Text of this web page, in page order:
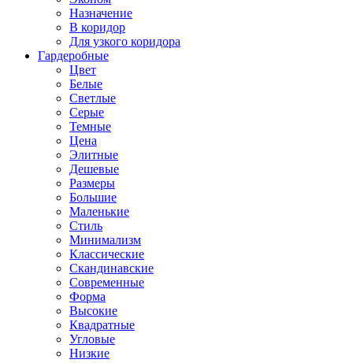
Назначение
В коридор
Для узкого коридора
Гардеробные
Цвет
Белые
Светлые
Серые
Темные
Цена
Элитные
Дешевые
Размеры
Большие
Маленькие
Стиль
Минимализм
Классические
Скандинавские
Современные
Форма
Высокие
Квадратные
Угловые
Низкие